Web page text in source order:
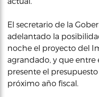
El secretario de la
adelantado la
noche el proyecto del
agrandado, y que entre
presente el
próximo año fiscal.